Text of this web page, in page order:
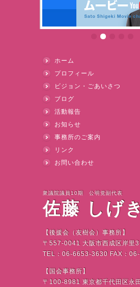
ホーム
プロフィール
ビジョン・ごあいさつ
ブログ
活動報告
お知らせ
事務所のご案内
リンク
お問い合わせ
衆議院議員10期 公明党副代表
佐藤 しげき
【後援会（友樹会）事務所】
〒 557-0041 大阪市西成区岸里
TEL ： 06-6653-3630 FAX ：
【国会事務所】
〒 100-8981 東京都千代田区永